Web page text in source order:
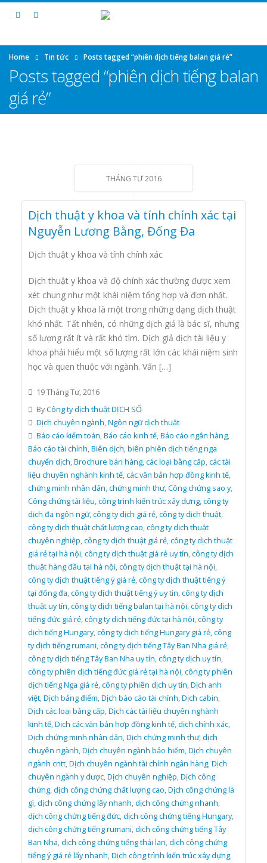
Home Tin tức Posts tagged “phiên dịch tiếng balan giá rẻ”
Posts tagged “phiên dịch tiếng balan
giá rẻ”
THÁNG TƯ 2016
Dịch thuật y khoa và tính chính xác tại
Nguyễn Lương Bằng, Đống Đa
Dịch thuật y khoa và tính chính xác
Dịch thuật y khoa và độ chính xác thường được xem
xét chung như một khái niệm tổng hợp và đơn nhất.
Dịch thuật y khoa là một trong những dạng dịch thuật
khó nhất. Tất nhiên, có những dịch giả là bác sĩ, nhưng
số lượng rất ít và rất khó tìm. Dịch giả dịch tài liệu y
khoa phải hiểu một số lượng rất lớn các khái niệm sinh
học và quen thuộc với ngành. Vấn […]
19 Tháng Tư, 2016
ByCông ty dịch thuật DỊCH SỐ
Dịch chuyên ngành,Ngôn ngữ dịch thuật
Báo cáo kiểm toán,Báo cáo kinh tế,Báo cáo ngân hàng,
Báo cáo tài chính,Biên dịch,biên phiên dịch tiếng nga
chuyển dịch,Brochure bán hàng,các loại bằng cấp,các tài
liệu chuyên nghành kinh tế,các văn bản hợp đồng kinh tế,
chứng minh nhân dân,chứng minh thư,Công chứng sao y,
Công chứng tài liệu,công trình kiến trúc xây dựng,công ty
dịch đa ngôn ngữ,công ty dịch giá rẻ,công ty dịch thuật,
công ty dịch thuật chất lượng cao,công ty dịch thuật
chuyên nghiệp,công ty dịch thuật giá rẻ,công ty dịch thuật
giá rẻ tại hà nội,công ty dịch thuật giá rẻ uy tín,công ty dịch
thuật hàng đầu tại hà nội,công ty dịch thuật tại hà nội,
công ty dịch thuật tiếng ý giá rẻ,công ty dịch thuật tiếng ý
tại đống đa,công ty dịch thuật tiếng ý uy tín,công ty dịch
thuật uy tín,công ty dịch tiếng balan tại hà nội,công ty dịch
tiếng đức giá rẻ,công ty dịch tiếng đức tại hà nội,công ty
dịch tiếng Hungary,công ty dịch tiếng Hungary giá rẻ,công
ty dịch tiếng rumani,công ty dịch tiếng Tây Ban Nha giá rẻ,
công ty dịch tiếng Tây Ban Nha uy tín,công ty dịch uy tín,
công ty phiên dịch tiếng đức giá rẻ tại hà nội,công ty phiên
dịch tiếng Nga giá rẻ,công ty phiên dịch uy tín,Dịch anh
việt,Dịch bảng điểm,Dịch báo cáo tài chính,Dịch cabin,
Dịch các loại bằng cấp,Dịch các tài liệu chuyên nghành
kinh tế,Dịch các văn bản hợp đồng kinh tế,dịch chính xác,
Dịch chứng minh nhân dân,Dịch chứng minh thư,dịch
chuyên ngành,Dịch chuyên ngành bảo hiểm,Dịch chuyên
ngành cntt,Dịch chuyên ngành tài chính ngân hàng,Dịch
chuyên ngành y dược,Dịch chuyên nghiệp,Dịch công
chứng,dịch công chứng chất lượng cao,Dịch công chứng là
gì,dịch công chứng lấy nhanh,dịch công chứng nhanh,
dịch công chứng tiếng đức,dịch công chứng tiếng Hungary,
dịch công chứng tiếng rumani,dịch công chứng tiếng Tây
Ban Nha,dịch công chứng tiếng thái lan,dịch công chứng
tiếng ý giá rẻ lấy nhanh,Dịch công trình kiến trúc xây dựng,